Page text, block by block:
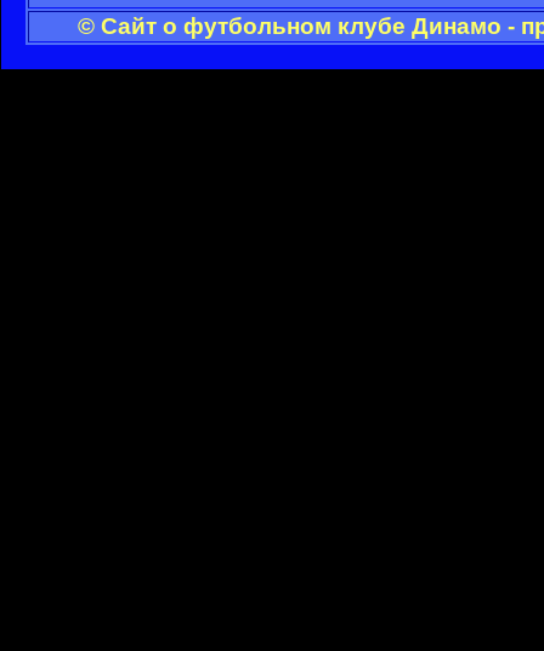
© Сайт о футбольном клубе Динамо -